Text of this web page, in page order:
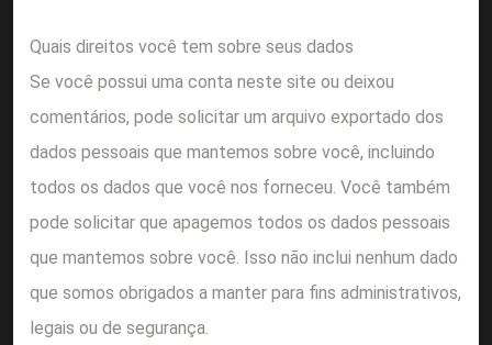
Quais direitos você tem sobre seus dados
Se você possui uma conta neste site ou deixou
comentários, pode solicitar um arquivo exportado dos
dados pessoais que mantemos sobre você, incluindo
todos os dados que você nos forneceu. Você também
pode solicitar que apagemos todos os dados pessoais
que mantemos sobre você. Isso não inclui nenhum dado
que somos obrigados a manter para fins administrativos,
legais ou de segurança.